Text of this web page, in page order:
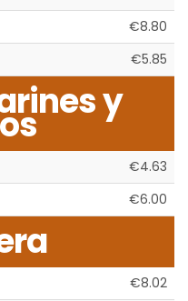
€8.80
€5.85
y
€4.63
€6.00
€8.02